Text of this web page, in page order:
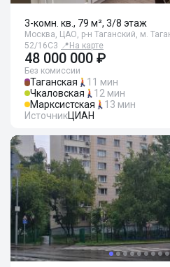
3-комн. кв., 79 м², 3/8 этаж
Москва, ЦАО, р-н Таганский, м.
52/16С3 📍 На карте
48 000 000 ₽
Без комиссии
Таганская
11 мин
Чкаловская
12 мин
Марксистская
13 мин
ИсточникЦИАН